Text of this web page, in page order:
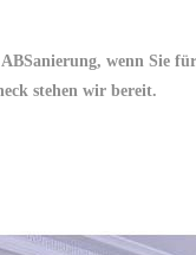
wenn Sie
stehen wir bereit.